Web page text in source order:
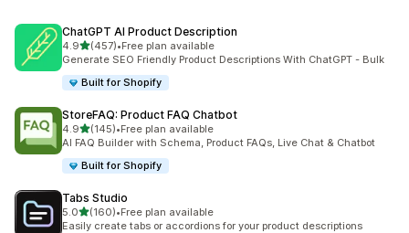
ChatGPT AI Product Description
4.95つ星中
(457)
合計レビュー数：457件
•Free plan available
Generate SEO Friendly Product Descriptions With ChatGPT - Bulk
Built for Shopify
StoreFAQ: Product FAQ Chatbot
4.95つ星中
(145)
合計レビュー数：145件
•Free plan available
AI FAQ Builder with Schema, Product FAQs, Live Chat & Chatbot
Built for Shopify
Tabs Studio
5.05つ星中
(160)
合計レビュー数：160件
•Free plan available
Easily create tabs or accordions for your product descriptions